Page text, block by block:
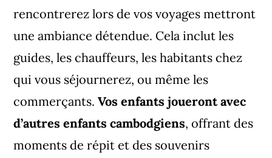
rencontrerez lors de vos voyages mettront
une ambiance détendue. Cela inclut les
guides, les chauffeurs, les habitants chez
qui vous séjournerez, ou même les
commerçants. Vos enfants joueront avec
d’autres enfants cambodgiens, offrant des
moments de répit et des souvenirs